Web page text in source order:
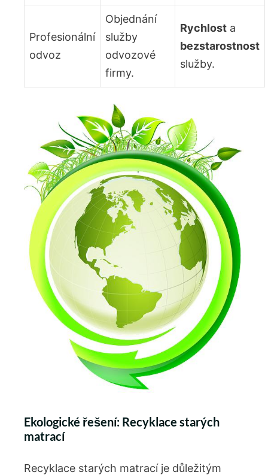
Profesionální⁣
odvoz
Objednání
služby
odvozové
firmy.
Rychlost a
bezstarostnost
​služby.
Ekologické řešení: Recyklace⁤ starých
matrací
Recyklace starých ​matrací je důležitým